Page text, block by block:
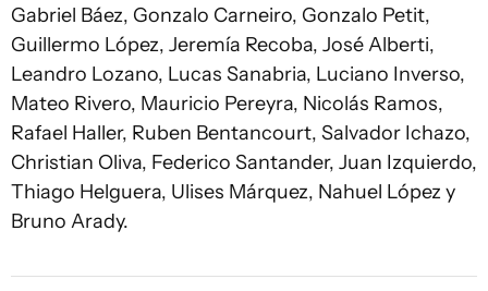
Gabriel Báez, Gonzalo Carneiro, Gonzalo Petit,
Guillermo López, Jeremía Recoba, José Alberti,
Leandro Lozano, Lucas Sanabria, Luciano Inverso,
Mateo Rivero, Mauricio Pereyra, Nicolás Ramos,
Rafael Haller, Ruben Bentancourt, Salvador Ichazo,
Christian Oliva, Federico Santander, Juan Izquierdo,
Thiago Helguera, Ulises Márquez, Nahuel López y
Bruno Arady.